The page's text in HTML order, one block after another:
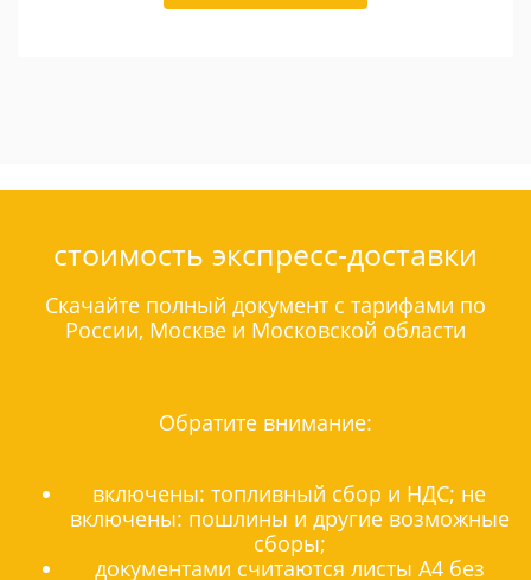
стоимость экспресс-доставки
Скачайте полный документ с тарифами по
России, Москве и Московской области
Обратите внимание:
включены: топливный сбор и НДС; не
включены: пошлины и другие возможные
сборы;
документами считаются листы А4 без